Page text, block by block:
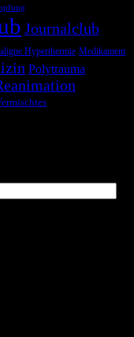
Journalclub
Hyperthermie Medikament
Polytrauma